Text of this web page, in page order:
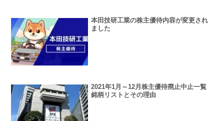
本田技研工業の株主優待内容が変更され
ました
2021年1月～12月株主優待廃止中止一覧
銘柄リストとその理由